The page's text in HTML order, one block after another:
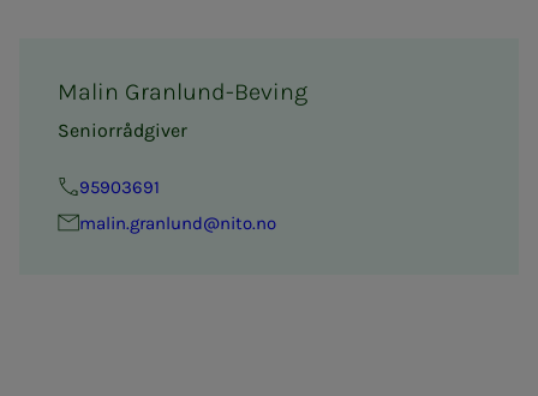
Malin Granlund-Beving
Seniorrådgiver
95903691
ma­­­lin.gr­an­lund@nito.no